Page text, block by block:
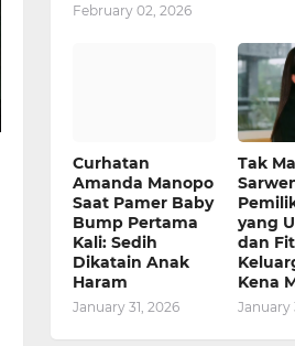
February 02, 2026
Curhatan
Amanda Manopo
Saat Pamer Baby
Bump Pertama
Kali: Sedih
Dikatain Anak
Haram
January 31, 2026
Tak
yang
dan
Kena
January